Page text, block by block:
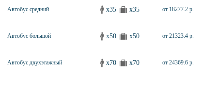
Автобус средний x35 x35 от 18277.2 р.
Автобус большой x50 x50 от 21323.4 р.
Автобус двухэтажный x70 x70 от 24369.6 р.